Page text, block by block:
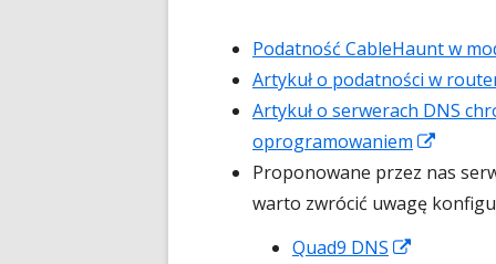
Podatność CableHaunt w
Artykuł o podatności w
Artykuł o serwerach DNS
oprogramowaniem
się
Proponowane przez nas
warto zwrócić uwagę
Quad9 DNS